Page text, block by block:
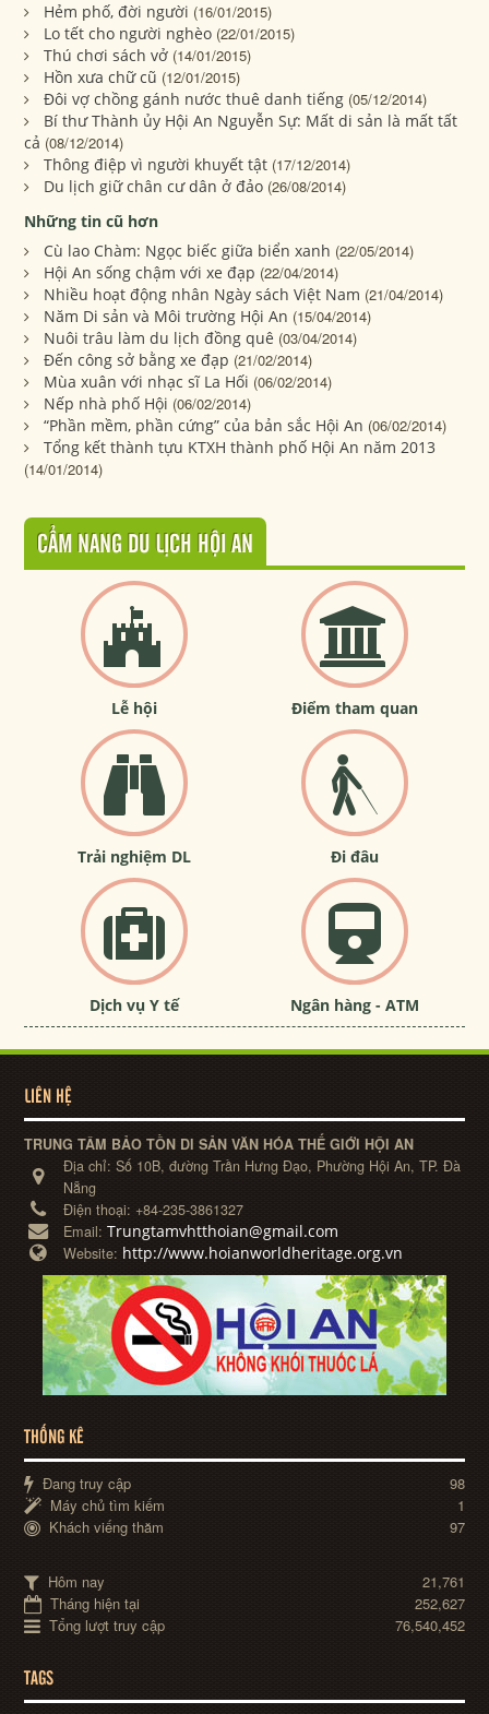
Hẻm phố, đời người (16/01/2015)
Lo tết cho người nghèo (22/01/2015)
Thú chơi sách vở (14/01/2015)
Hồn xưa chữ cũ (12/01/2015)
Đôi vợ chồng gánh nước thuê danh tiếng (05/12/2014)
Bí thư Thành ủy Hội An Nguyễn Sự: Mất di sản là mất tất
cả (08/12/2014)
Thông điệp vì người khuyết tật (17/12/2014)
Du lịch giữ chân cư dân ở đảo (26/08/2014)
Những tin cũ hơn
Cù lao Chàm: Ngọc biếc giữa biển xanh (22/05/2014)
Hội An sống chậm với xe đạp (22/04/2014)
Nhiều hoạt động nhân Ngày sách Việt Nam (21/04/2014)
Năm Di sản và Môi trường Hội An (15/04/2014)
Nuôi trâu làm du lịch đồng quê (03/04/2014)
Đến công sở bằng xe đạp (21/02/2014)
Mùa xuân với nhạc sĩ La Hối (06/02/2014)
Nếp nhà phố Hội (06/02/2014)
“Phần mềm, phần cứng” của bản sắc Hội An (06/02/2014)
Tổng kết thành tựu KTXH thành phố Hội An năm 2013
(14/01/2014)
CẨM NANG DU LỊCH HỘI AN
Lễ hội Điểm tham quan
Trải nghiệm DL Đi đâu
Dịch vụ Y tế Ngân hàng - ATM
LIÊN HỆ
TRUNG TÂM BẢO TỒN DI SẢN VĂN HÓA THẾ GIỚI HỘI AN
Địa chỉ:Số 10B, đường Trần Hưng Đạo, Phường Hội An, TP. Đà
Nẵng
Điện thoại: +84-235-3861327
Email:Trungtamvhtthoian@gmail.com
Website: http://www.hoianworldheritage.org.vn
THỐNG KÊ
Đang truy cập
98
Máy chủ tìm kiếm
1
Khách viếng thăm
97
Hôm nay
21,761
Tháng hiện tại
252,627
Tổng lượt truy cập
76,540,452
TAGS